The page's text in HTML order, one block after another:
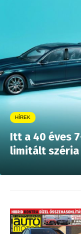
HÍREK
Itt a 40 éves
limitált széria